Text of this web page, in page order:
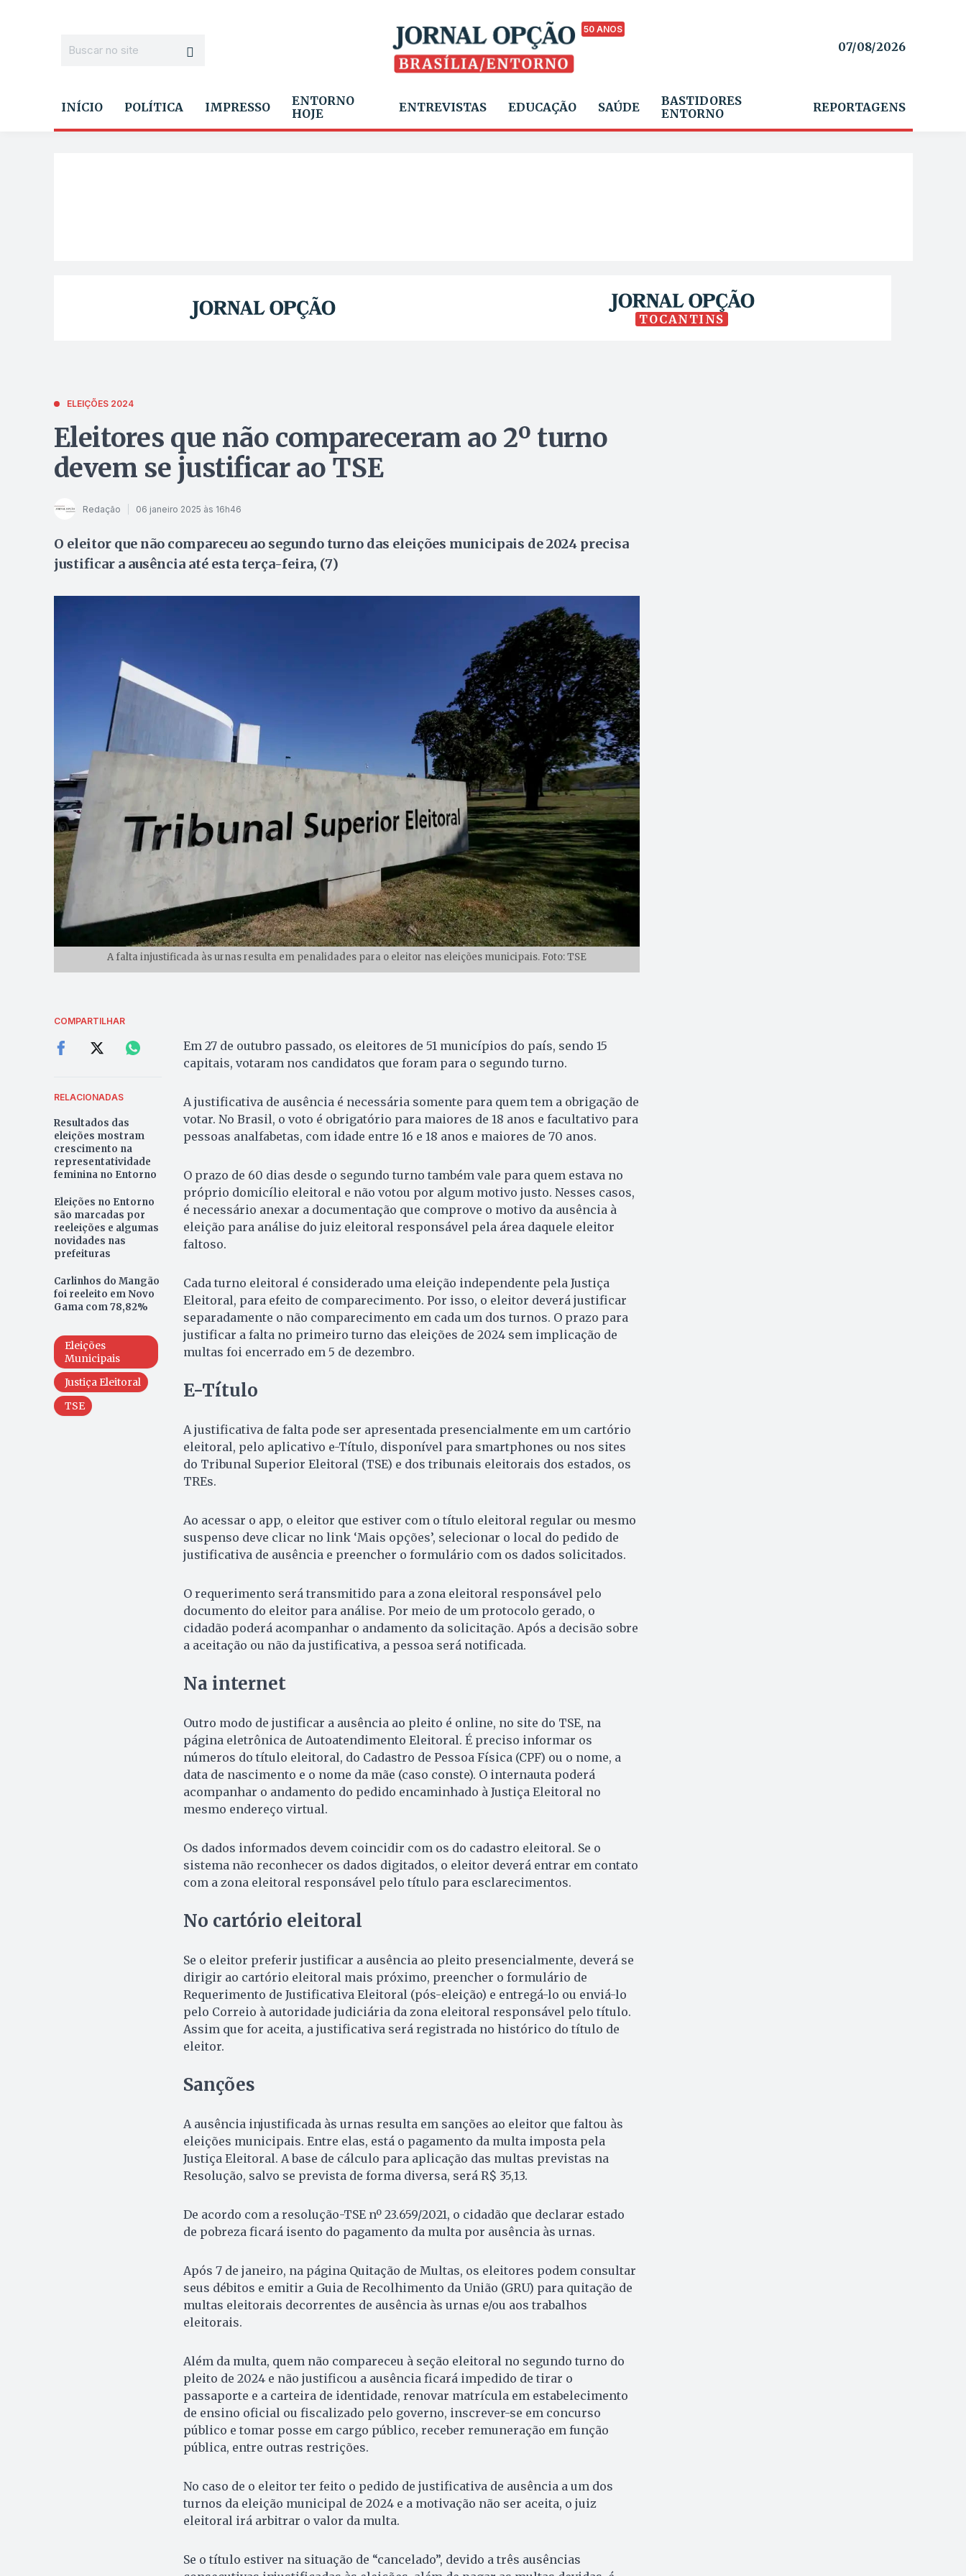
50 ANOS
07/08/2026
INÍCIO POLÍTICA IMPRESSO
ENTORNO
HOJE
ENTREVISTAS EDUCAÇÃO SAÚDE
BASTIDORES
ENTORNO
REPORTAGENS
TOCANTINS
ELEIÇÕES 2024
Eleitores que não compareceram ao 2º turno
devem se justificar ao TSE
Redação 06 janeiro 2025 às 16h46
O eleitor que não compareceu ao segundo turno das eleições municipais de 2024 precisa
justificar a ausência até esta terça-feira, (7)
A falta injustificada às urnas resulta em penalidades para o eleitor nas eleições municipais. Foto: TSE
COMPARTILHAR
RELACIONADAS
Resultados das
eleições mostram
crescimento na
representatividade
feminina no Entorno
Eleições no Entorno
são marcadas por
reeleições e algumas
novidades nas
prefeituras
Carlinhos do Mangão
foi reeleito em Novo
Gama com 78,82%
Eleições
Municipais
Justiça Eleitoral
TSE
Em 27 de outubro passado, os eleitores de 51 municípios do país, sendo 15
capitais, votaram nos candidatos que foram para o segundo turno.
A justificativa de ausência é necessária somente para quem tem a obrigação de
votar. No Brasil, o voto é obrigatório para maiores de 18 anos e facultativo para
pessoas analfabetas, com idade entre 16 e 18 anos e maiores de 70 anos.
O prazo de 60 dias desde o segundo turno também vale para quem estava no
próprio domicílio eleitoral e não votou por algum motivo justo. Nesses casos,
é necessário anexar a documentação que comprove o motivo da ausência à
eleição para análise do juiz eleitoral responsável pela área daquele eleitor
faltoso.
Cada turno eleitoral é considerado uma eleição independente pela Justiça
Eleitoral, para efeito de comparecimento. Por isso, o eleitor deverá justificar
separadamente o não comparecimento em cada um dos turnos. O prazo para
justificar a falta no primeiro turno das eleições de 2024 sem implicação de
multas foi encerrado em 5 de dezembro.
E-Título
A justificativa de falta pode ser apresentada presencialmente em um cartório
eleitoral, pelo aplicativo e-Título, disponível para smartphones ou nos sites
do Tribunal Superior Eleitoral (TSE) e dos tribunais eleitorais dos estados, os
TREs.
Ao acessar o app, o eleitor que estiver com o título eleitoral regular ou mesmo
suspenso deve clicar no link ‘Mais opções’, selecionar o local do pedido de
justificativa de ausência e preencher o formulário com os dados solicitados.
O requerimento será transmitido para a zona eleitoral responsável pelo
documento do eleitor para análise. Por meio de um protocolo gerado, o
cidadão poderá acompanhar o andamento da solicitação. Após a decisão sobre
a aceitação ou não da justificativa, a pessoa será notificada.
Na internet
Outro modo de justificar a ausência ao pleito é online, no site do TSE, na
página eletrônica de Autoatendimento Eleitoral. É preciso informar os
números do título eleitoral, do Cadastro de Pessoa Física (CPF) ou o nome, a
data de nascimento e o nome da mãe (caso conste). O internauta poderá
acompanhar o andamento do pedido encaminhado à Justiça Eleitoral no
mesmo endereço virtual.
Os dados informados devem coincidir com os do cadastro eleitoral. Se o
sistema não reconhecer os dados digitados, o eleitor deverá entrar em contato
com a zona eleitoral responsável pelo título para esclarecimentos.
No cartório eleitoral
Se o eleitor preferir justificar a ausência ao pleito presencialmente, deverá se
dirigir ao cartório eleitoral mais próximo, preencher o formulário de
Requerimento de Justificativa Eleitoral (pós-eleição) e entregá-lo ou enviá-lo
pelo Correio à autoridade judiciária da zona eleitoral responsável pelo título.
Assim que for aceita, a justificativa será registrada no histórico do título de
eleitor.
Sanções
A ausência injustificada às urnas resulta em sanções ao eleitor que faltou às
eleições municipais. Entre elas, está o pagamento da multa imposta pela
Justiça Eleitoral. A base de cálculo para aplicação das multas previstas na
Resolução, salvo se prevista de forma diversa, será R$ 35,13.
De acordo com a resolução-TSE nº 23.659/2021, o cidadão que declarar estado
de pobreza ficará isento do pagamento da multa por ausência às urnas.
Após 7 de janeiro, na página Quitação de Multas, os eleitores podem consultar
seus débitos e emitir a Guia de Recolhimento da União (GRU) para quitação de
multas eleitorais decorrentes de ausência às urnas e/ou aos trabalhos
eleitorais.
Além da multa, quem não compareceu à seção eleitoral no segundo turno do
pleito de 2024 e não justificou a ausência ficará impedido de tirar o
passaporte e a carteira de identidade, renovar matrícula em estabelecimento
de ensino oficial ou fiscalizado pelo governo, inscrever-se em concurso
público e tomar posse em cargo público, receber remuneração em função
pública, entre outras restrições.
No caso de o eleitor ter feito o pedido de justificativa de ausência a um dos
turnos da eleição municipal de 2024 e a motivação não ser aceita, o juiz
eleitoral irá arbitrar o valor da multa.
Se o título estiver na situação de “cancelado”, devido a três ausências